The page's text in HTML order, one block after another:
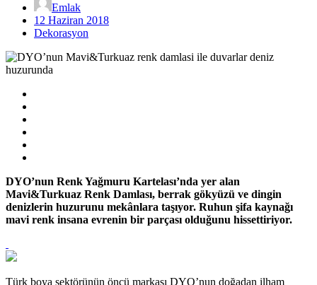
Emlak
12 Haziran 2018
Dekorasyon
DYO’nun Renk Yağmuru Kartelası’nda yer alan
Mavi&Turkuaz Renk Damlası, berrak gökyüzü ve dingin
denizlerin huzurunu mekânlara taşıyor. Ruhun şifa kaynağı
mavi renk insana evrenin bir parçası olduğunu hissettiriyor.
Türk boya sektörünün öncü markası DYO’nun doğadan ilham